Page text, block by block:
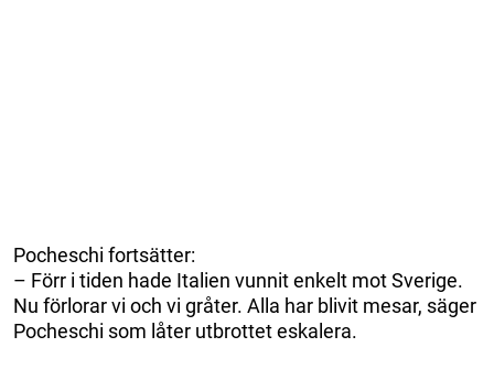
Pocheschi fortsätter:
– Förr i tiden hade Italien vunnit enkelt mot Sverige.
Nu förlorar vi och vi gråter. Alla har blivit mesar, säger
Pocheschi som låter utbrottet eskalera.